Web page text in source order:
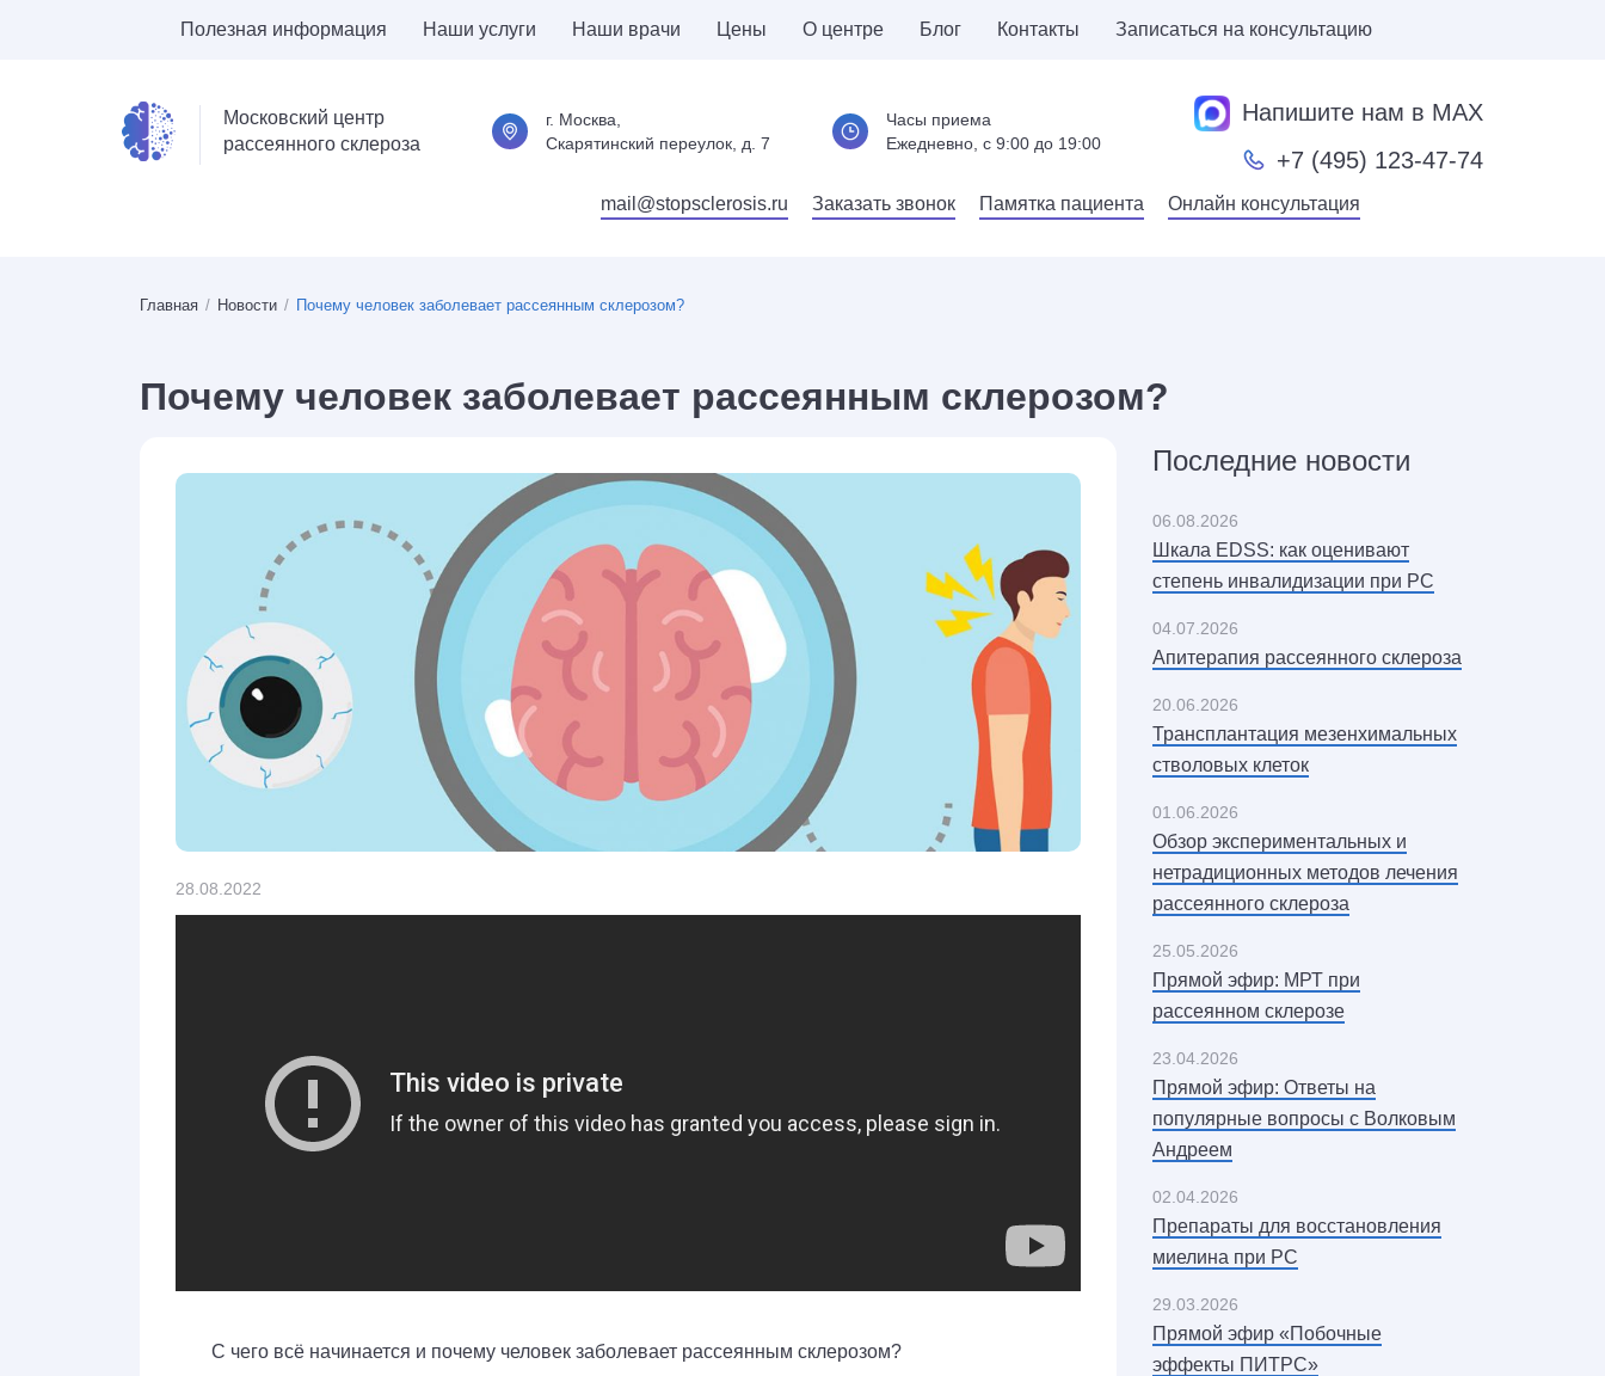
Полезная информация Наши услуги Наши врачи Цены О центре Блог Контакты Записаться на консультацию
Московский центр
рассеянного склероза
г. Москва,
Скарятинский переулок, д. 7
Часы приема
Ежедневно, c 9:00 до 19:00
Напишите нам в MAX
+7 (495) 123-47-74
mail@stopsclerosis.ru Заказать звонок Памятка пациента Онлайн консультация
Главная / Новости / Почему человек заболевает рассеянным склерозом?
Почему человек заболевает рассеянным склерозом?
28.08.2022
С чего всё начинается и почему человек заболевает рассеянным склерозом?
Последние новости
06.08.2026
Шкала EDSS: как оценивают
степень инвалидизации при РС
04.07.2026
Апитерапия рассеянного склероза
20.06.2026
Трансплантация мезенхимальных
стволовых клеток
01.06.2026
Обзор экспериментальных и
нетрадиционных методов лечения
рассеянного склероза
25.05.2026
Прямой эфир: МРТ при
рассеянном склерозе
23.04.2026
Прямой эфир: Ответы на
популярные вопросы с Волковым
Андреем
02.04.2026
Препараты для восстановления
миелина при РС
29.03.2026
Прямой эфир «Побочные
эффекты ПИТРС»